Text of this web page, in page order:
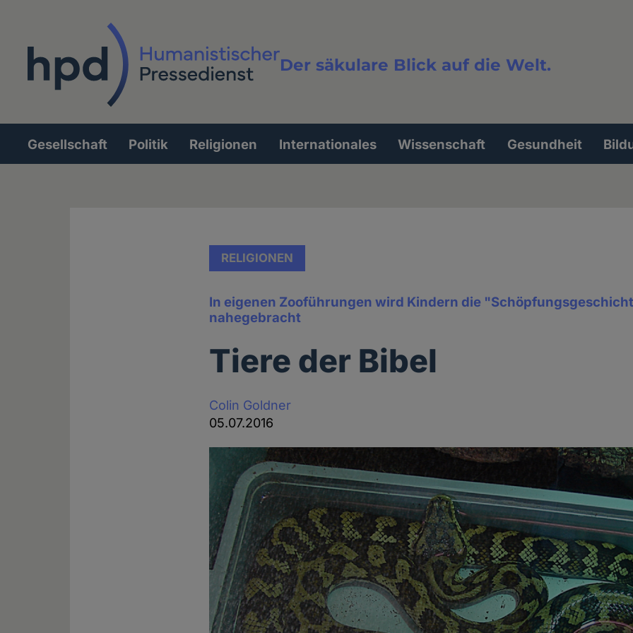
Der säkulare Blick auf die Welt.
Volltextsuche
Hauptnavigation
Gesellschaft Politik Religionen Internationales Wissenschaft Gesundheit
RELIGIONEN
In eigenen Zooführungen wird Kindern die
nahegebracht
Tiere der Bibel
Colin Goldner
05.07.2016